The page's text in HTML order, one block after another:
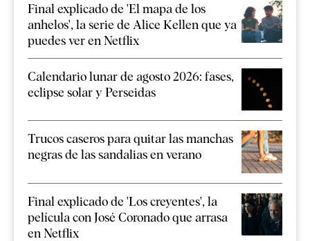
Final explicado de 'El mapa de los
anhelos', la serie de Alice Kellen que ya
puedes ver en Netflix
Calendario lunar de agosto 2026: fases,
eclipse solar y Perseidas
Trucos caseros para quitar las manchas
negras de las sandalias en verano
Final explicado de 'Los creyentes', la
película con José Coronado que arrasa
en Netflix